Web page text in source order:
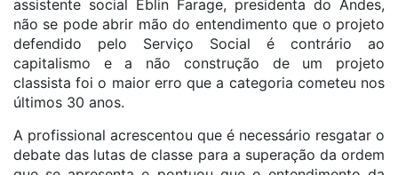
assistente social Eblin Farage, presidenta do Andes,
não se pode abrir mão do entendimento que o projeto
defendido pelo Serviço Social é contrário ao
capitalismo e a não construção de um projeto
classista foi o maior erro que a categoria cometeu nos
últimos 30 anos.
A profissional acrescentou que é necessário resgatar o
debate das lutas de classe para a superação da ordem